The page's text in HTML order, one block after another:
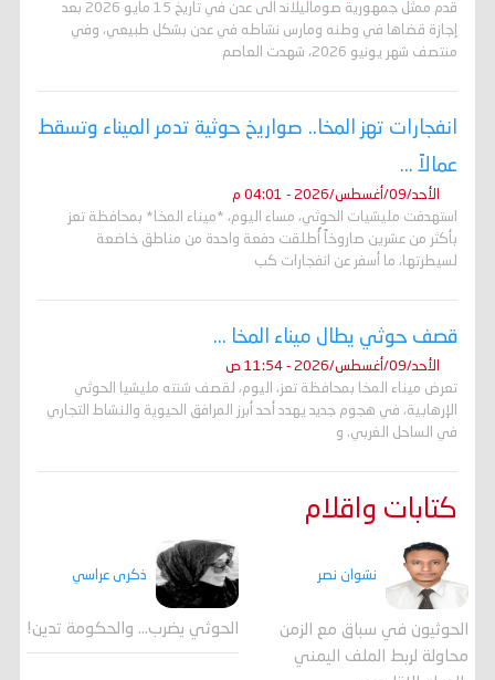
قدم ممثل جمهورية صوماليلاند الى عدن في تاريخ 15 مايو 2026 بعد
إجازة قضاها في وطنه ومارس نشاطه في عدن بشكل طبيعي، وفي
منتصف شهر يونيو 2026، شهدت العاصم
انفجارات تهز المخا.. صواريخ حوثية تدمر الميناء وتسقط
عمالاً ...
الأحد/09/أغسطس/2026 - 04:01 م
استهدفت مليشيات الحوثي، مساء اليوم، *ميناء المخا* بمحافظة تعز
بأكثر من عشرين صاروخاً أُطلقت دفعة واحدة من مناطق خاضعة
لسيطرتها، ما أسفر عن انفجارات كب
قصف حوثي يطال ميناء المخا ...
الأحد/09/أغسطس/2026 - 11:54 ص
تعرض ميناء المخا بمحافظة تعز، اليوم، لقصف شنته مليشيا الحوثي
الإرهابية، في هجوم جديد يهدد أحد أبرز المرافق الحيوية والنشاط التجاري
في الساحل الغربي. و
كتابات واقلام
نشوان نصر
الحوثيون في سباق مع الزمن
محاولة لربط الملف اليمني
ذكرى عراسي
الحوثي يضرب… والحكومة تدين!